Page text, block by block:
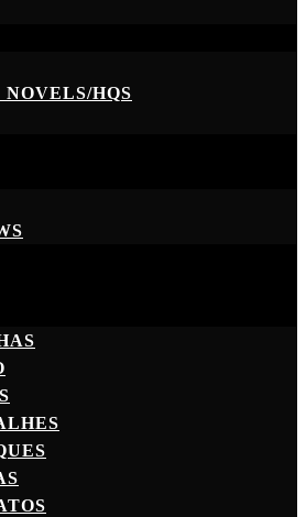
HQS